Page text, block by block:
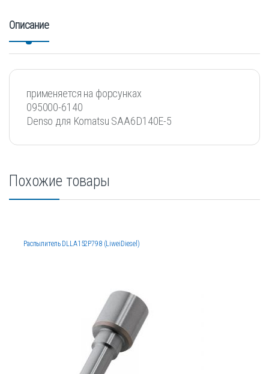
Описание
применяется на форсунках
095000-6140
Denso для Komatsu SAA6D140E-5
Похожие товары
Распылитель DLLA152P798 (LiweiDiesel)